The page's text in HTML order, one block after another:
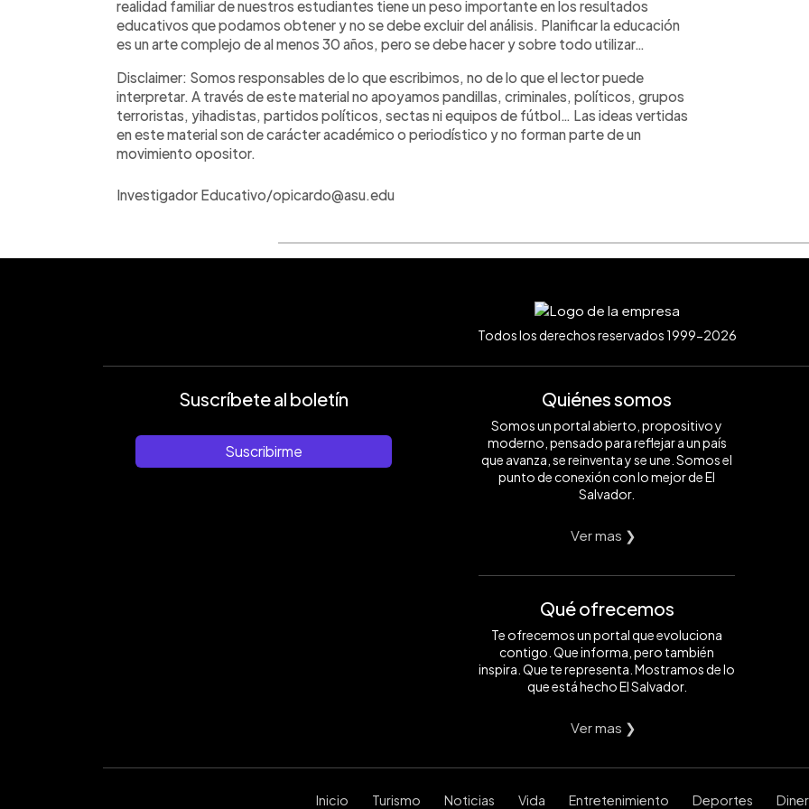
realidad familiar de nuestros estudiantes tiene un peso importante en los resultados
educativos que podamos obtener y no se debe excluir del análisis. Planificar la educación
es un arte complejo de al menos 30 años, pero se debe hacer y sobre todo utilizar…
Disclaimer: Somos responsables de lo que escribimos, no de lo que el lector puede
interpretar. A través de este material no apoyamos pandillas, criminales, políticos, grupos
terroristas, yihadistas, partidos políticos, sectas ni equipos de fútbol… Las ideas vertidas
en este material son de carácter académico o periodístico y no forman parte de un
movimiento opositor.
Investigador Educativo/opicardo@asu.edu
Todos los derechos reservados 1999-2026
Suscríbete al boletín
Suscribirme
Quiénes somos
Somos un portal abierto, propositivo y
moderno, pensado para reflejar a un país
que avanza, se reinventa y se une. Somos el
punto de conexión con lo mejor de El
Salvador.
Ver mas ❯
Qué ofrecemos
Te ofrecemos un portal que evoluciona
contigo. Que informa, pero también
inspira. Que te representa. Mostramos de lo
que está hecho El Salvador.
Ver mas ❯
Inicio Turismo Noticias Vida Entretenimiento Deportes